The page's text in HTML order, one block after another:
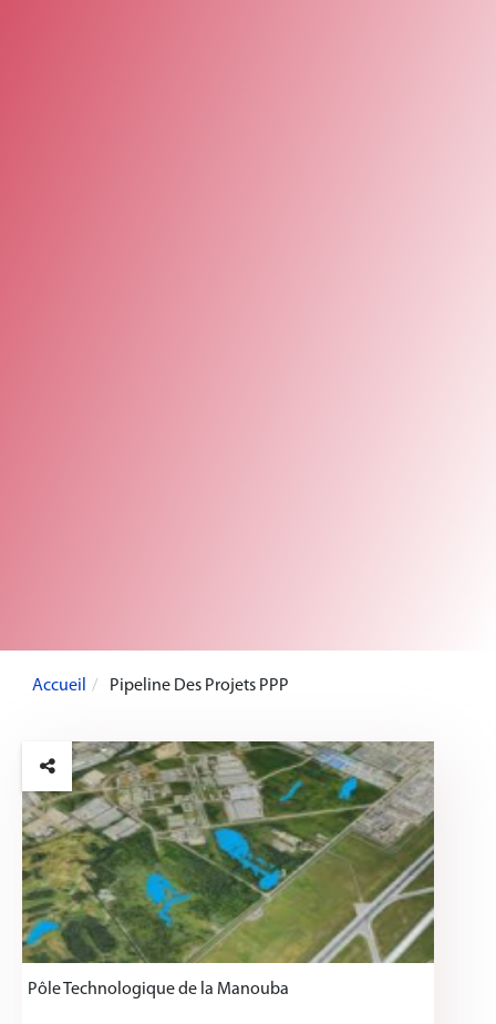
Accueil Pipeline Des Projets PPP
Pôle Technologique de la Manouba